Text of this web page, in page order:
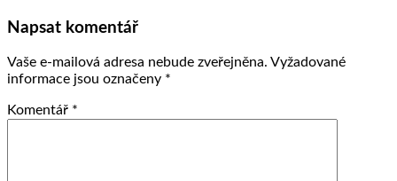
Napsat komentář
Vaše e-mailová adresa nebude zveřejněna. Vyžadované
informace jsou označeny *
Komentář *